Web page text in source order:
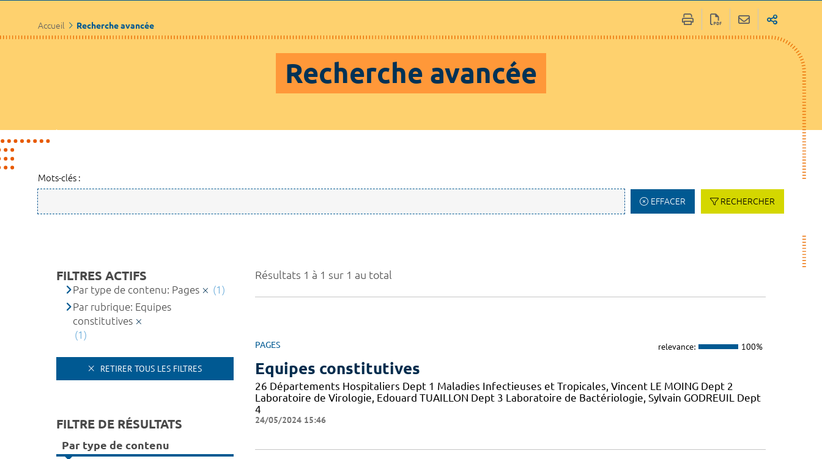
Accueil Recherche avancée
Recherche avancée
Mots-clés :
EFFACER RECHERCHER
Résultats 1 à 1 sur 1 au total
PAGES relevance: 100%
Equipes constitutives
26 Départements Hospitaliers Dept 1 Maladies Infectieuses et Tropicales, Vincent LE MOING Dept 2
Laboratoire de Virologie, Edouard TUAILLON Dept 3 Laboratoire de Bactériologie, Sylvain GODREUIL Dept
4
24/05/2024 15:46
FILTRES ACTIFS
Par type de contenu: Pages
(1)
Par rubrique: Equipes
constitutives
(1)
RETIRER TOUS LES FILTRES
FILTRE DE RÉSULTATS
Par type de contenu